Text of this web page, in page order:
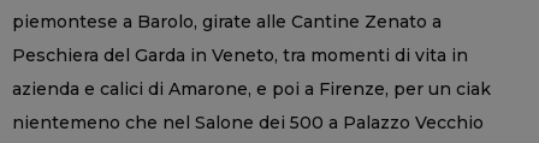
piemontese a Barolo, girate alle Cantine Zenato a
Peschiera del Garda in Veneto, tra momenti di vita in
azienda e calici di Amarone, e poi a Firenze, per un ciak
nientemeno che nel Salone dei 500 a Palazzo Vecchio